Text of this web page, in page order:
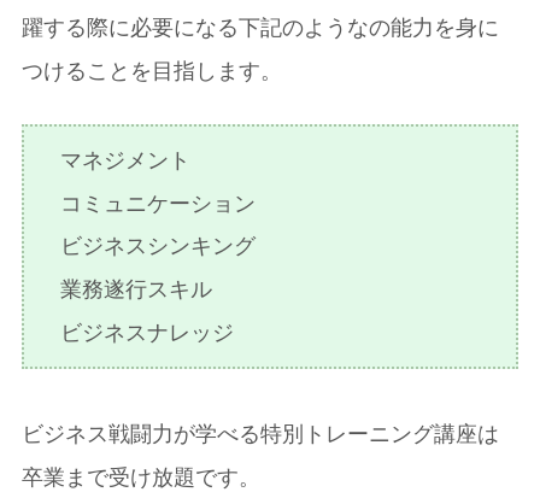
躍する際に必要になる下記のようなの能力を身に
つけることを目指します。
マネジメント
コミュニケーション
ビジネスシンキング
業務遂行スキル
ビジネスナレッジ
ビジネス戦闘力が学べる特別トレーニング講座は
卒業まで受け放題です。